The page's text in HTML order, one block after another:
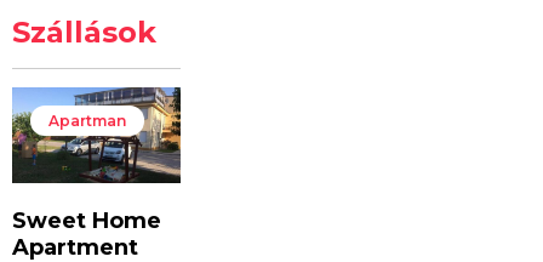
Szállások
Apartman
Sweet Home
Apartment